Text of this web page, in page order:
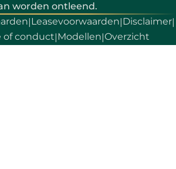
worden ontleend.
|Leasevoorwaarden|Disclaimer|
of conduct|Modellen|Overzicht